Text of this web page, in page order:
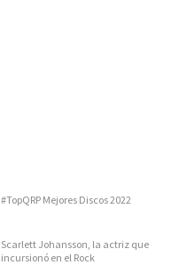
#TopQRP Mejores Discos 2022
Scarlett Johansson, la actriz que
incursionó en el Rock